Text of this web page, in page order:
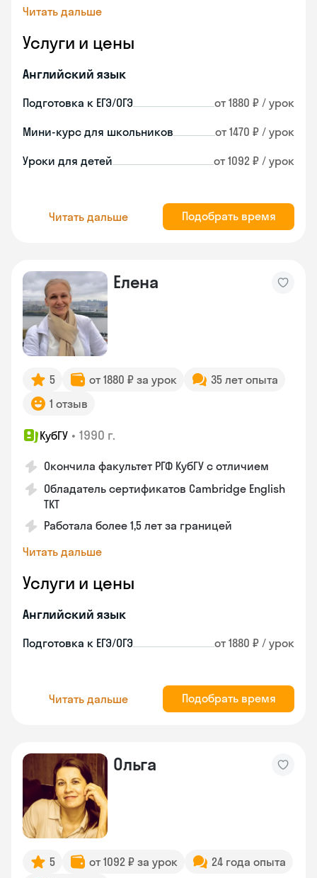
Читать дальше
Услуги и цены
Английский язык
Подготовка к ЕГЭ/ОГЭ от 1880 ₽ / урок
Мини-курс для школьников от 1470 ₽ / урок
Уроки для детей от 1092 ₽ / урок
Читать дальше Подобрать время
Елена
5 от 1880 ₽ за урок
35 лет опыта
1 отзыв
КубГУ • 1990 г.
Окончила факультет РГФ КубГУ с отличием
Обладатель сертификатов Cambridge English
TKT
Работала более 1,5 лет за границей
Читать дальше
Услуги и цены
Английский язык
Подготовка к ЕГЭ/ОГЭ от 1880 ₽ / урок
Читать дальше Подобрать время
Ольга
5 от 1092 ₽ за урок
24 года опыта